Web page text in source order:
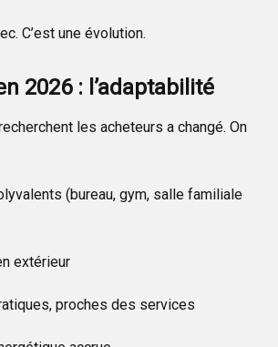
C’est une évolution.
2026 : l’adaptabilité
les acheteurs a changé. On
(bureau, gym, salle familiale
extérieur
proches des services